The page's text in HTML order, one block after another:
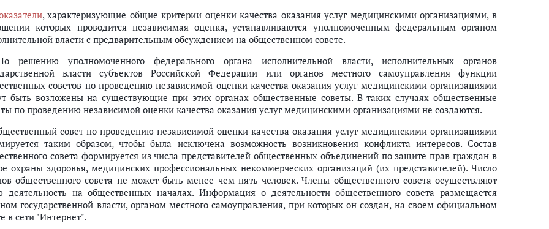
, характеризующие общие критерии оценки качества оказания услуг медицинскими организациями, в
которых проводится независимая оценка, устанавливаются уполномоченным федеральным органом
власти с предварительным обсуждением на общественном совете.
решению уполномоченного федерального органа исполнительной власти, исполнительных органов
власти субъектов Российской Федерации или органов местного самоуправления функции
советов по проведению независимой оценки качества оказания услуг медицинскими организациями
быть возложены на существующие при этих органах общественные советы. В таких случаях общественные
по проведению независимой оценки качества оказания услуг медицинскими организациями не создаются.
совет по проведению независимой оценки качества оказания услуг медицинскими организациями
таким образом, чтобы была исключена возможность возникновения конфликта интересов. Состав
совета формируется из числа представителей общественных объединений по защите прав граждан в
охраны здоровья, медицинских профессиональных некоммерческих организаций (их представителей). Число
общественного совета не может быть менее чем пять человек. Члены общественного совета осуществляют
деятельность на общественных началах. Информация о деятельности общественного совета размещается
государственной власти, органом местного самоуправления, при которых он создан, на своем официальном
в сети "Интернет".